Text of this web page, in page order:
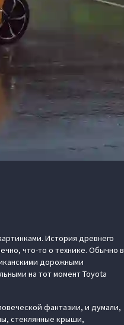
История древнего
что-то о технике. Обычно в
дорожными
на тот момент Toyota
фантазии, и думали,
стеклянные крыши,